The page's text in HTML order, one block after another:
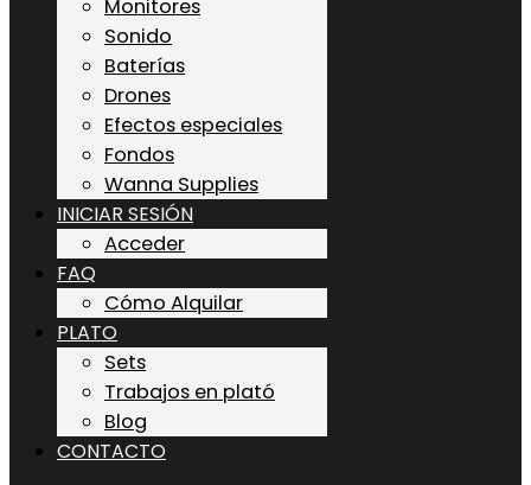
Monitores
Sonido
Baterías
Drones
Efectos especiales
Fondos
Wanna Supplies
INICIAR SESIÓN
Acceder
FAQ
Cómo Alquilar
PLATO
Sets
Trabajos en plató
Blog
CONTACTO